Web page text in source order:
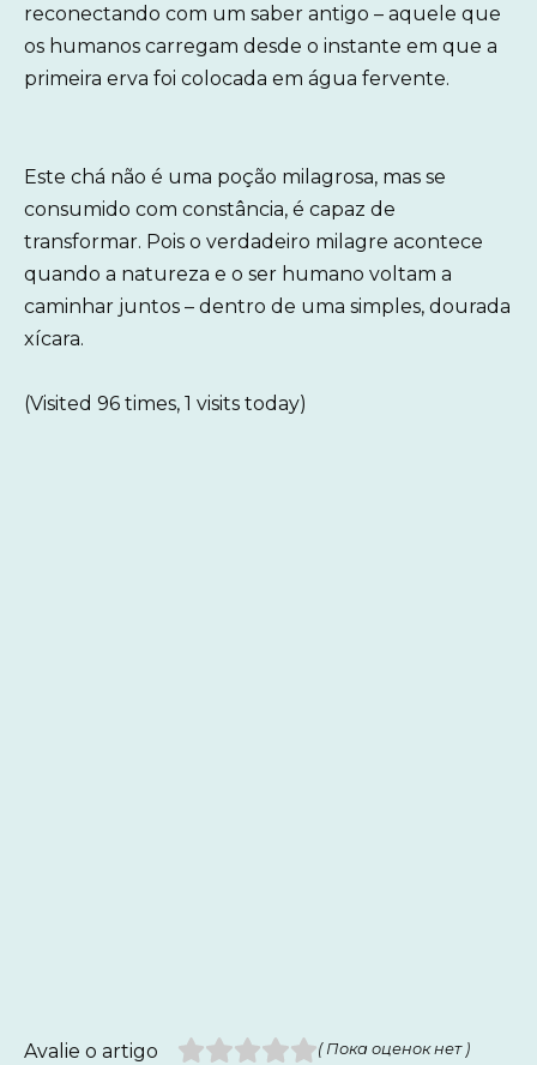
reconectando com um saber antigo – aquele que
os humanos carregam desde o instante em que a
primeira erva foi colocada em água fervente.
Este chá não é uma poção milagrosa, mas se
consumido com constância, é capaz de
transformar. Pois o verdadeiro milagre acontece
quando a natureza e o ser humano voltam a
caminhar juntos – dentro de uma simples, dourada
xícara.
(Visited 96 times, 1 visits today)
Avalie o artigo ( Пока оценок нет )